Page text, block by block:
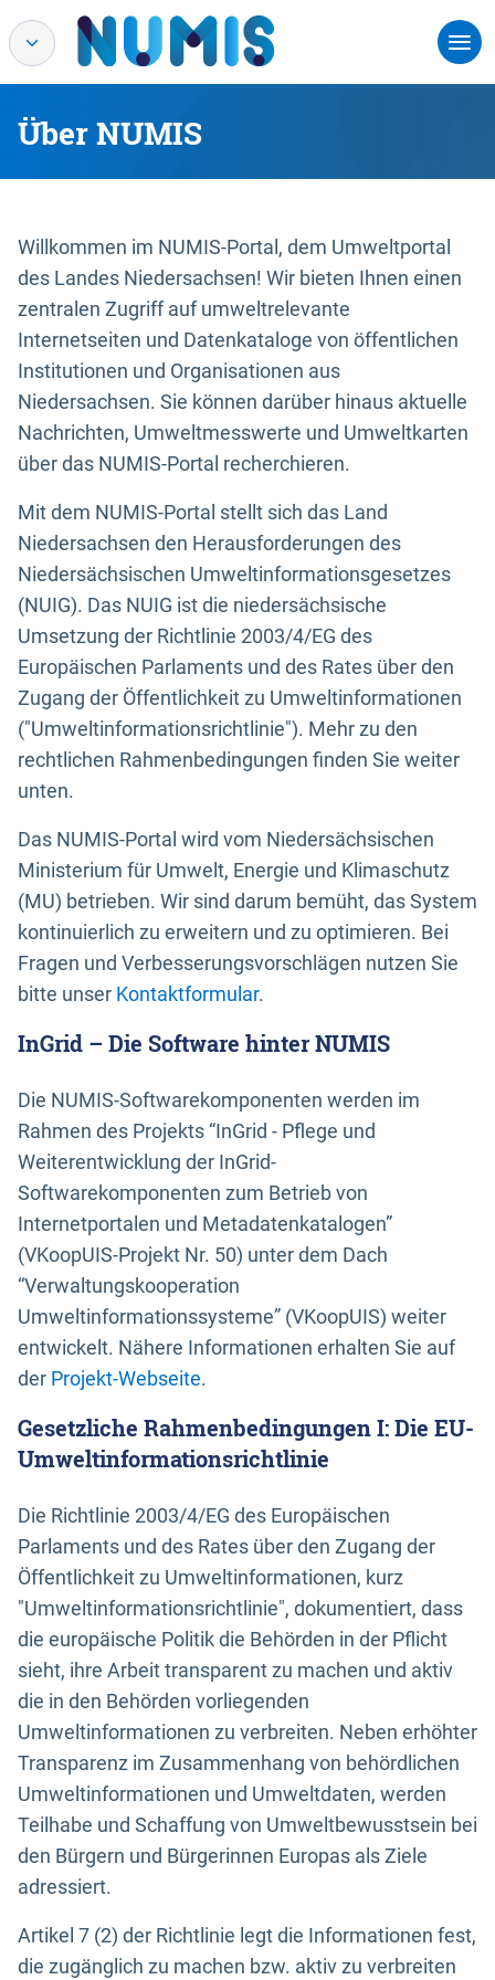
Über NUMIS
Willkommen im NUMIS-Portal, dem Umweltportal
des Landes Niedersachsen! Wir bieten Ihnen einen
zentralen Zugriff auf umweltrelevante
Internetseiten und Datenkataloge von öffentlichen
Institutionen und Organisationen aus
Niedersachsen. Sie können darüber hinaus aktuelle
Nachrichten, Umweltmesswerte und Umweltkarten
über das NUMIS-Portal recherchieren.
Mit dem NUMIS-Portal stellt sich das Land
Niedersachsen den Herausforderungen des
Niedersächsischen Umweltinformationsgesetzes
(NUIG). Das NUIG ist die niedersächsische
Umsetzung der Richtlinie 2003/4/EG des
Europäischen Parlaments und des Rates über den
Zugang der Öffentlichkeit zu Umweltinformationen
("Umweltinformationsrichtlinie"). Mehr zu den
rechtlichen Rahmenbedingungen finden Sie weiter
unten.
Das NUMIS-Portal wird vom Niedersächsischen
Ministerium für Umwelt, Energie und Klimaschutz
(MU) betrieben. Wir sind darum bemüht, das System
kontinuierlich zu erweitern und zu optimieren. Bei
Fragen und Verbesserungsvorschlägen nutzen Sie
bitte unser Kontaktformular.
InGrid – Die Software hinter NUMIS
Die NUMIS-Softwarekomponenten werden im
Rahmen des Projekts “InGrid - Pflege und
Weiterentwicklung der InGrid-
Softwarekomponenten zum Betrieb von
Internetportalen und Metadatenkatalogen”
(VKoopUIS-Projekt Nr. 50) unter dem Dach
“Verwaltungskooperation
Umweltinformationssysteme” (VKoopUIS) weiter
entwickelt. Nähere Informationen erhalten Sie auf
der Projekt-Webseite.
Gesetzliche Rahmenbedingungen I: Die EU-
Umweltinformationsrichtlinie
Die Richtlinie 2003/4/EG des Europäischen
Parlaments und des Rates über den Zugang der
Öffentlichkeit zu Umweltinformationen, kurz
"Umweltinformationsrichtlinie", dokumentiert, dass
die europäische Politik die Behörden in der Pflicht
sieht, ihre Arbeit transparent zu machen und aktiv
die in den Behörden vorliegenden
Umweltinformationen zu verbreiten. Neben erhöhter
Transparenz im Zusammenhang von behördlichen
Umweltinformationen und Umweltdaten, werden
Teilhabe und Schaffung von Umweltbewusstsein bei
den Bürgern und Bürgerinnen Europas als Ziele
adressiert.
Artikel 7 (2) der Richtlinie legt die Informationen fest,
die zugänglich zu machen bzw. aktiv zu verbreiten